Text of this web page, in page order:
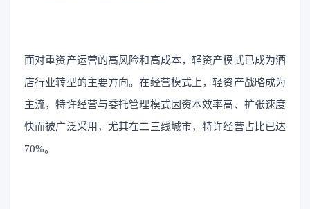
面对重资产运营的高风险和高成本，轻资产模式已成为酒
店行业转型的主要方向。在经营模式上，轻资产战略成为
主流，特许经营与委托管理模式因资本效率高、扩张速度
快而被广泛采用，尤其在二三线城市，特许经营占比已达
70%。